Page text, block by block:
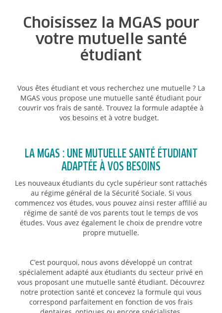
Choisissez la MGAS pour
votre mutuelle santé
étudiant
Vous êtes étudiant et vous recherchez une mutuelle ? La
MGAS vous propose une mutuelle santé étudiant pour
couvrir vos frais de santé. Trouvez la formule adaptée à
vos besoins et à votre budget.
LA MGAS : UNE MUTUELLE SANTÉ ÉTUDIANT
ADAPTÉE À VOS BESOINS
Les nouveaux étudiants du cycle supérieur sont rattachés
au régime général de la Sécurité Sociale. Si vous
commencez vos études, vous pouvez ainsi rester affilié au
régime de santé de vos parents tout le temps de vos
études. Vous avez également le choix de prendre votre
propre mutuelle.
C’est pourquoi, nous avons développé un contrat
spécialement adapté aux étudiants du secteur privé en
vous proposant une mutuelle santé étudiant. Découvrez
notre protection santé et concevez la formule qui vous
correspond parfaitement en fonction de vos frais